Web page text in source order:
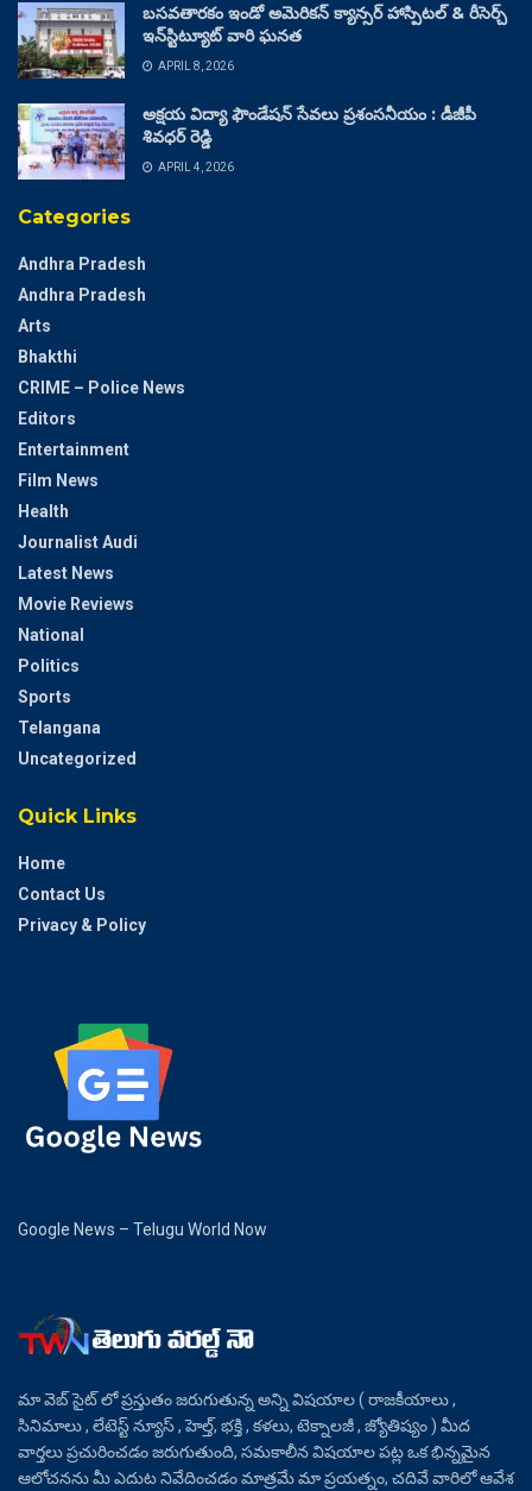
బసవతారకం ఇండో అమెరికన్ క్యాన్సర్ హాస్పిటల్ & రీసెర్చ్
ఇన్‌స్టిట్యూట్ వారి ఘనత
APRIL 8, 2026
అక్షయ విద్యా ఫౌండేషన్ సేవలు ప్రశంసనీయం : డీజీపీ
శివధర్ రెడ్డి
APRIL 4, 2026
Categories
Andhra Pradesh
Andhra Pradesh
Arts
Bhakthi
CRIME – Police News
Editors
Entertainment
Film News
Health
Journalist Audi
Latest News
Movie Reviews
National
Politics
Sports
Telangana
Uncategorized
Quick Links
Home
Contact Us
Privacy & Policy
Google News – Telugu World Now
మా వెబ్ సైట్ లో ప్రస్తుతం జరుగుతున్న అన్ని విషయాల ( రాజకీయాలు ,
సినిమాలు , లేటెస్ట్ న్యూస్ , హెల్త్, భక్తి , కళలు, టెక్నాలజీ , జ్యోతిష్యం ) మీద
వార్తలు ప్రచురించడం జరుగుతుంది, సమకాలీన విషయాల పట్ల ఒక భిన్నమైన
ఆలోచనను మీ ఎదుట నివేదించడం మాత్రమే మా ప్రయత్నం, చదివే వారిలో ఆవేశ